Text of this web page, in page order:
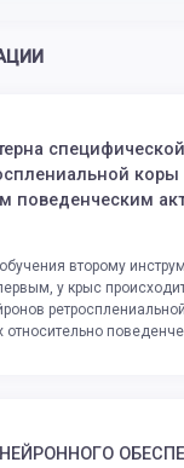
поведенческим
второму
у крыс